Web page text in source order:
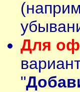
Для
"